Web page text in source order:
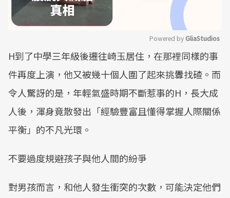
Mute
Powered by GliaStudios
H到了中學三年級後遷往崎玉居住，在那裡同樣的事
件再度上演，他又被幾十個人圍了起來挑釁找碴。而
令人驚訝的是，年輕氣盛時期不斷惹事的H，長大成
人後，渾身竟散發出「經驗豐富且懂得掌握人際關係
平衡」的不凡光環。
不要過度規避孩子與他人間的紛爭
對男孩而言，和他人發生衝突的次數，可能決定他們